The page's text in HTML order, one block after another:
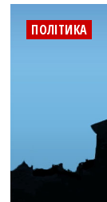
ПОЛІТИКА